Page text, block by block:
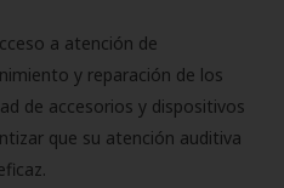
a atención de
y reparación de los
de accesorios y dispositivos
que su atención auditiva